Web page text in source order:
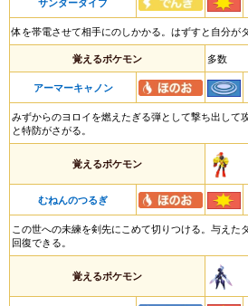
サンダーダイブ
体を帯電させて相手にのしかかる。はずすと自分が
覚えるポケモン 多数
アーマーキャノン
みずからのヨロイを燃えたぎる弾として撃ち出して
と特防がさがる。
覚えるポケモン
むねんのつるぎ
この世への未練を剣先にこめて切りつける。与えた
回復できる。
覚えるポケモン